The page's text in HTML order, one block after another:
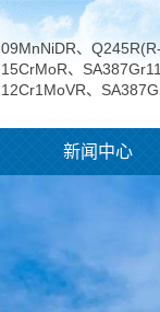
09MnNiDR、
15CrMoR、
12Cr1MoVR、
新闻中心